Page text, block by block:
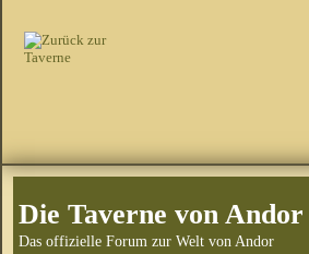
Die Taverne von Andor
Das offizielle Forum zur Welt von Andor